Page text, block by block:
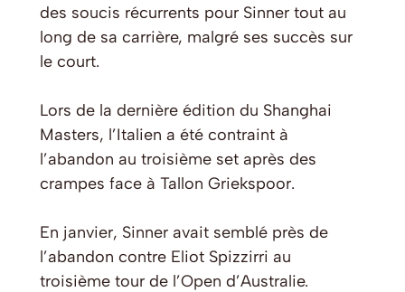
des soucis récurrents pour Sinner tout au
long de sa carrière, malgré ses succès sur
le court.
Lors de la dernière édition du Shanghai
Masters, l’Italien a été contraint à
l’abandon au troisième set après des
crampes face à Tallon Griekspoor.
En janvier, Sinner avait semblé près de
l’abandon contre Eliot Spizzirri au
troisième tour de l’Open d’Australie.